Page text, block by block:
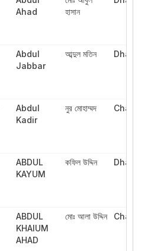
Ahad
হাসান
Abdul
Jabbar
আব্দুল মতিন Dhaka
Abdul
Kadir
নুর মোহাম্মদ
ABDUL
KAYUM
কফিল উদ্দিন Dhaka
ABDUL
KHAIUM
AHAD
মোঃ আলা উদ্দিন